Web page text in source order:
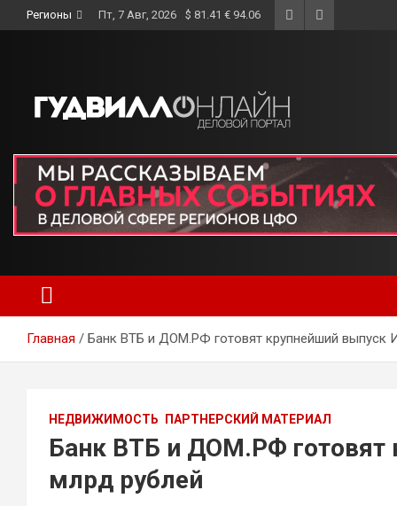
to
Регионы Пт, 7 Авг, 2026 $ 81.41 € 94.06
Главная Банк ВТБ и ДОМ.РФ готовят крупнейший выпуск
НЕДВИЖИМОСТЬ ПАРТНЕРСКИЙ МАТЕРИАЛ
Банк ВТБ и ДОМ.РФ
млрд рублей